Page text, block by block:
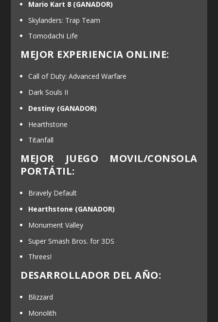
Mario Kart 8 (GANADOR)
Skylanders: Trap Team
Tomodachi Life
MEJOR EXPERIENCIA ONLINE:
Call of Duty: Advanced Warfare
Dark Souls II
Destiny (GANADOR)
Hearthstone
Titanfall
MEJOR JUEGO MOVIL/CONSOLA
PORTÁTIL:
Bravely Default
Hearthstone (GANADOR)
Monument Valley
Super Smash Bros. for 3DS
Threes!
DESARROLLADOR DEL AÑO:
Blizzard
Monolith